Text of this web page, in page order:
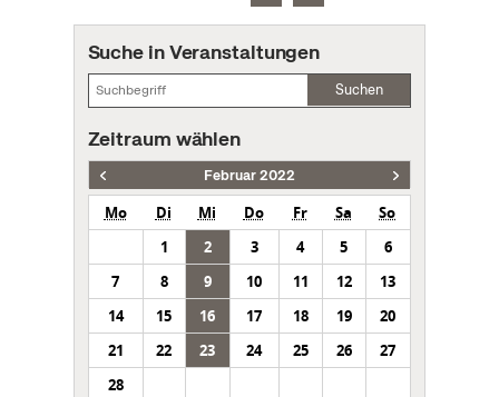
Suche in Veranstaltungen
Suchen
Zeitraum wählen
Februar 2022
Mo Di Mi Do Fr Sa
So
1
2 3 4 5
6
7
8 9 10 11 12
13
14
15 16 17 18 19
20
21
22 23 24 25 26
27
28